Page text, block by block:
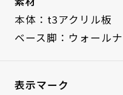
本体：t3アクリル板
ベース脚：ウォール
表示マーク